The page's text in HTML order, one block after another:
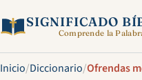
SIGNIFICADO
Comprende la
Inicio/Diccionario/